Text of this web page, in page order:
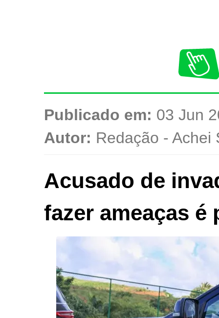
Publicado em: 03 Jun
Autor: Redação - Achei
Acusado de
fazer ameaças é